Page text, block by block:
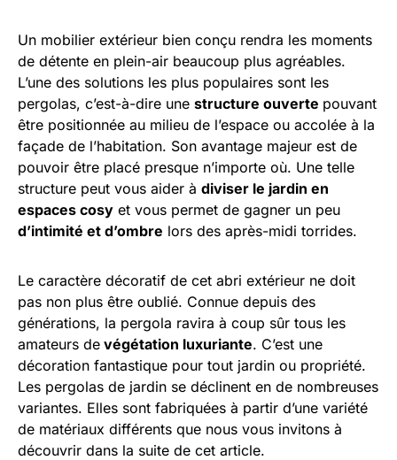
Un mobilier extérieur bien conçu rendra les moments
de détente en plein-air beaucoup plus agréables.
L’une des solutions les plus populaires sont les
pergolas, c’est-à-dire une structure ouverte pouvant
être positionnée au milieu de l’espace ou accolée à la
façade de l’habitation. Son avantage majeur est de
pouvoir être placé presque n’importe où. Une telle
structure peut vous aider à diviser le jardin en
espaces cosy et vous permet de gagner un peu
d’intimité et d’ombre lors des après-midi torrides.
Le caractère décoratif de cet abri extérieur ne doit
pas non plus être oublié. Connue depuis des
générations, la pergola ravira à coup sûr tous les
amateurs de végétation luxuriante. C’est une
décoration fantastique pour tout jardin ou propriété.
Les pergolas de jardin se déclinent en de nombreuses
variantes. Elles sont fabriquées à partir d’une variété
de matériaux différents que nous vous invitons à
découvrir dans la suite de cet article.